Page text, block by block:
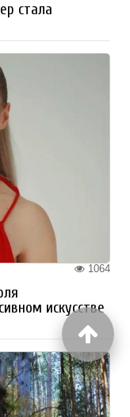
стала
1064
искусстве